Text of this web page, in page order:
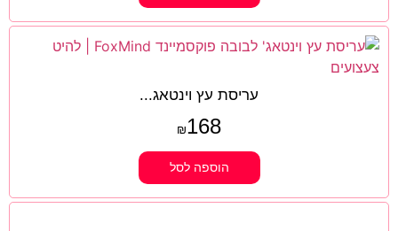
עריסת עץ וינטאג...
₪168
הוספה לסל